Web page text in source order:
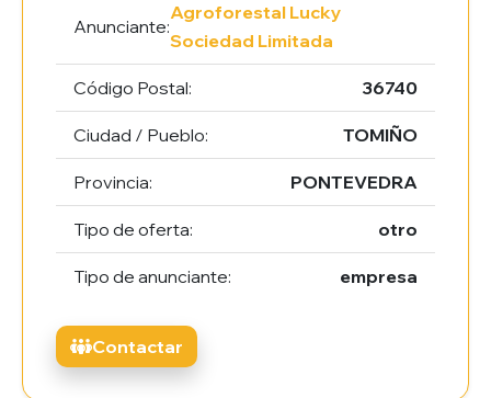
Anunciante:
Agroforestal Lucky
Sociedad Limitada
Código Postal: 36740
Ciudad / Pueblo: TOMIÑO
Provincia: PONTEVEDRA
Tipo de oferta: otro
Tipo de anunciante: empresa
Contactar